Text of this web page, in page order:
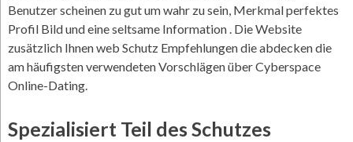
Benutzer scheinen zu gut um wahr zu sein, Merkmal perfektes
Profil Bild und eine seltsame Information . Die Website
zusätzlich Ihnen web Schutz Empfehlungen die abdecken die
am häufigsten verwendeten Vorschlägen über Cyberspace
Online-Dating.
Spezialisiert Teil des Schutzes